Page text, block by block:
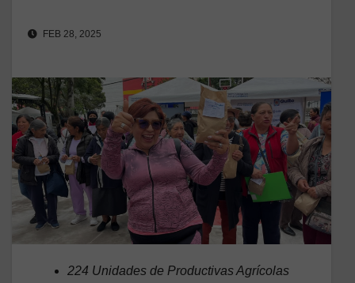
FEB 28, 2025
224 Unidades de Productivas Agrícolas